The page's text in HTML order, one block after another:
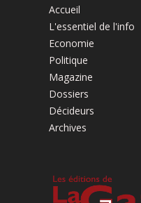
Accueil
L'essentiel de l'info
Economie
Politique
Magazine
Dossiers
Décideurs
Archives